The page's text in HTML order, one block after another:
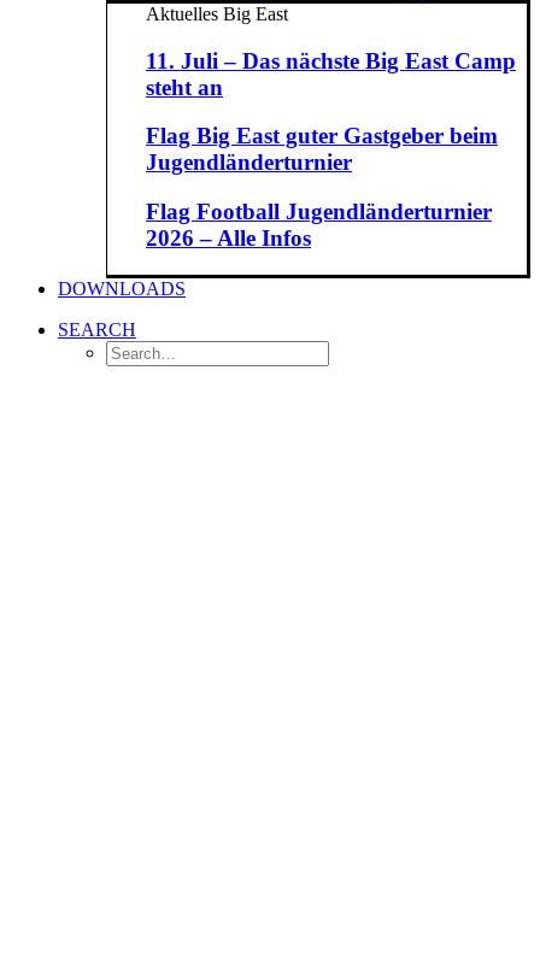
Aktuelles Big East
11. Juli – Das nächste Big East Camp
steht an
Flag Big East guter Gastgeber beim
Jugendländerturnier
Flag Football Jugendländerturnier
2026 – Alle Infos
DOWNLOADS
SEARCH